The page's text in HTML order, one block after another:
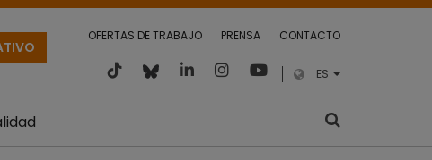
OFERTAS DE TRABAJO PRENSA CONTACTO
ES